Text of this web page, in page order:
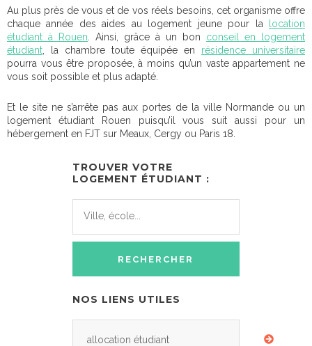
Au plus près de vous et de vos réels besoins, cet organisme offre
chaque année des aides au logement jeune pour la
location
étudiant à Rouen . Ainsi, grâce à un bon conseil en logement
étudiant , la chambre toute équipée en résidence universitaire
pourra vous être proposée, à moins qu’un vaste appartement ne
vous soit possible et plus adapté.
Et le site ne s’arrête pas aux portes de la ville Normande ou un
logement étudiant Rouen puisqu’il vous suit aussi pour un
hébergement en FJT sur Meaux, Cergy ou Paris 18.
TROUVER VOTRE
LOGEMENT ÉTUDIANT :
NOS LIENS UTILES
allocation étudiant